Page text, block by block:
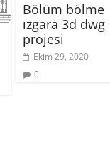
Bölüm bölme
ızgara 3d dwg
projesi
Ekim 29, 2020
0